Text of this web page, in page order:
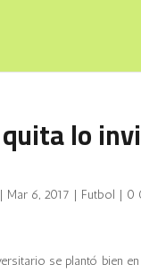
lo
| Mar 6, 2017 | Futbol | 0
se plantó bien